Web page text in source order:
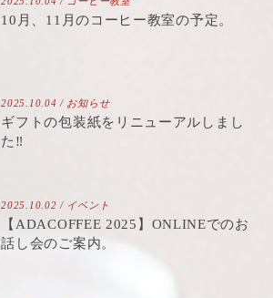
10月、11月のコーヒー教室の予定。
2025.10.04 / お知らせ
ギフトの包装紙をリニューアルしまし
た‼︎
2025.10.02 / イベント
【ADACOFFEE 2025】ONLINEでのお
話し会のご案内。